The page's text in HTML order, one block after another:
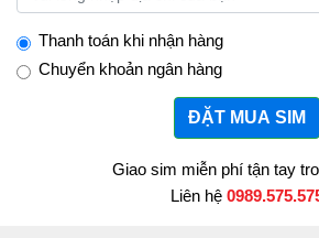
Thanh toán khi nhận hàng
Chuyển khoản ngân hàng
ĐẶT MUA SIM
Giao sim miễn phí tận tay
Liên hệ